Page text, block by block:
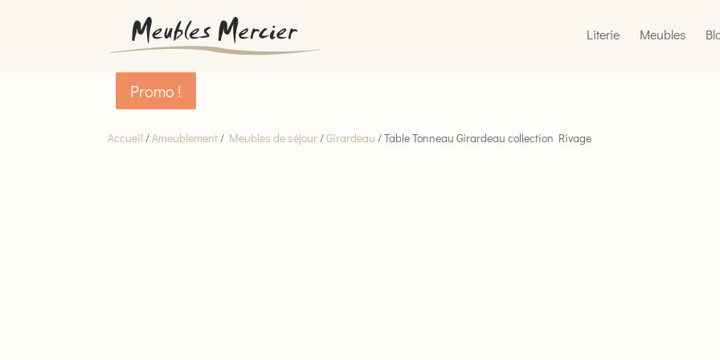
Literie Meubles
Accueil /Ameublement/ Meubles de séjour/Girardeau / Table Tonneau Girardeau collection Rivage
Promo !
Promo !